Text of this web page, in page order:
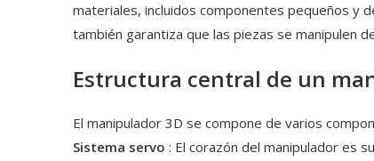
materiales, incluidos componentes pequeños y
también garantiza que las piezas se manipulen
Estructura central de un
El manipulador 3D se compone de varios
Sistema servo : El corazón del manipulador es